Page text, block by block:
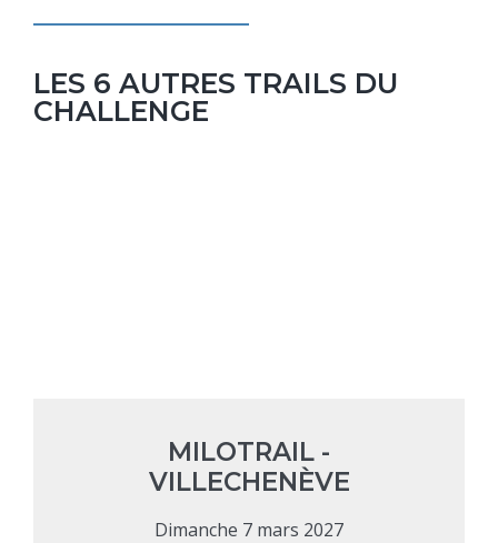
LES 6 AUTRES TRAILS DU
CHALLENGE
MILOTRAIL -
VILLECHENÈVE
Dimanche 7 mars 2027